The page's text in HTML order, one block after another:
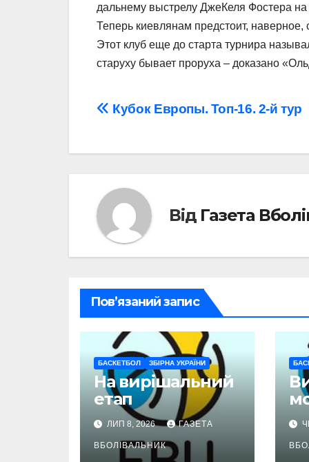
дальнему выстрелу ДжеКеля Фостера
Теперь киевлянам предстоит,
Этот клуб еще до старта турнира
старуху бывает проруха – доказано
Навігація
Кубок Европы. Топ-16. 2-й тур
Від Газета
Пов’язаний запис
БАСКЕТБОЛ ЗБІРНА УКРАЇНИ
На вирішальний
етап
ЛИП 8, 2026 ГАЗЕТА
ВБОЛІВАЛЬНИК